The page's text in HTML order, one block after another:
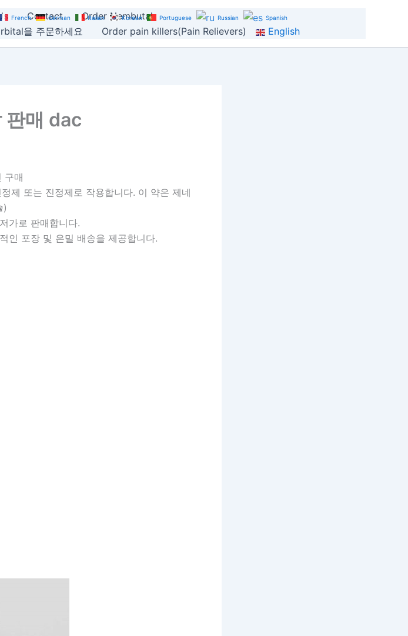
Contact
Order Nembutal
을 주문하세요
Order pain killers(Pain Relievers) English
판매 dac
구매
제 또는 진정제로 작용합니다. 이 약은 제네
)
가로 판매합니다.
인 포장 및 은밀 배송을 제공합니다.
French German Italian Korean Portuguese Russian Spanish